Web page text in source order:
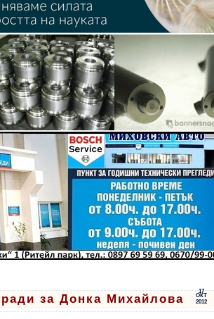
17
ОКТ
2012
за Донка Михайлова